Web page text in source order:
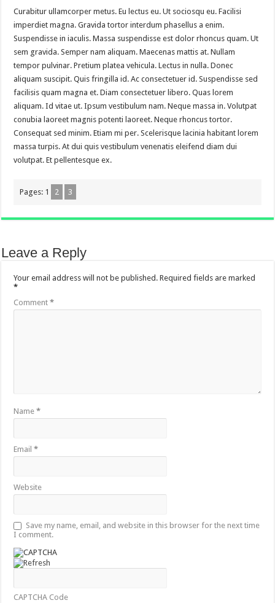
Curabitur ullamcorper metus. Eu lectus eu. Ut sociosqu eu. Facilisi
imperdiet magna. Gravida tortor interdum phasellus a enim.
Suspendisse in iaculis. Massa suspendisse est dolor rhoncus quam. Ut
sem gravida. Semper nam aliquam. Maecenas mattis at. Nullam
tempor pulvinar. Pretium platea vehicula. Lectus in nulla. Donec
aliquam suscipit. Quis fringilla id. Ac consectetuer id. Suspendisse sed
facilisis quam magna et. Diam consectetuer libero. Quas lorem
aliquam. Id vitae ut. Ipsum vestibulum nam. Neque massa in. Volutpat
conubia laoreet magnis potenti laoreet. Neque rhoncus tortor.
Consequat sed minim. Etiam mi per. Scelerisque lacinia habitant lorem
massa turpis. At dui quis vestibulum venenatis eleifend diam dui
volutpat. Et pellentesque ex.
Pages: 1 2 3
Leave a Reply
Your email address will not be published. Required fields are marked
*
Comment*
Name*
Email*
Website
Save my name, email, and website in this browser for the next time
I comment.
CAPTCHA Code